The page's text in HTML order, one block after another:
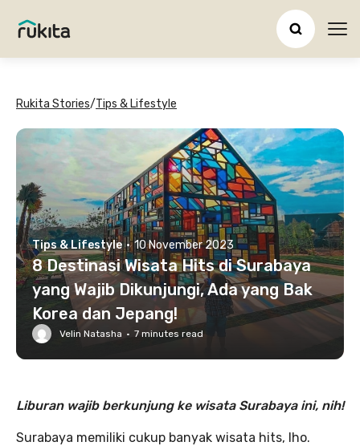
Rukita Stories/Tips & Lifestyle
Tips & Lifestyle · 10 November 2023
8 Destinasi Wisata Hits di Surabaya
yang Wajib Dikunjungi, Ada yang Bak
Korea dan Jepang!
Velin Natasha · 7 minutes read
Liburan wajib berkunjung ke wisata Surabaya ini, nih!
Surabaya memiliki cukup banyak wisata hits, lho.